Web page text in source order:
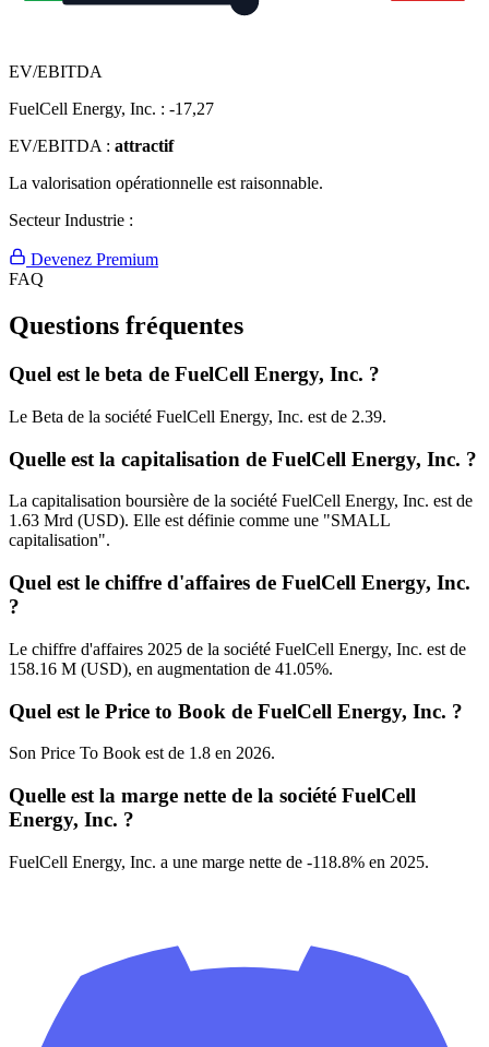
EV/EBITDA
FuelCell Energy, Inc. : -17,27
EV/EBITDA : attractif
La valorisation opérationnelle est raisonnable.
Secteur Industrie :
Devenez Premium
FAQ
Questions fréquentes
Quel est le beta de FuelCell Energy, Inc. ?
Le Beta de la société FuelCell Energy, Inc. est de 2.39.
Quelle est la capitalisation de FuelCell Energy, Inc. ?
La capitalisation boursière de la société FuelCell Energy, Inc. est de
1.63 Mrd (USD). Elle est définie comme une "SMALL
capitalisation".
Quel est le chiffre d'affaires de FuelCell Energy, Inc.
?
Le chiffre d'affaires 2025 de la société FuelCell Energy, Inc. est de
158.16 M (USD), en augmentation de 41.05%.
Quel est le Price to Book de FuelCell Energy, Inc. ?
Son Price To Book est de 1.8 en 2026.
Quelle est la marge nette de la société FuelCell
Energy, Inc. ?
FuelCell Energy, Inc. a une marge nette de -118.8% en 2025.